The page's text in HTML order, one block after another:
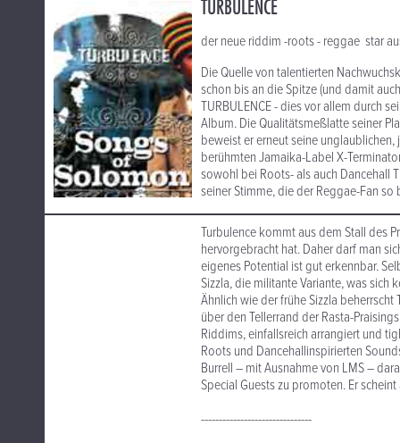
TURBULENCE
der neue riddim -roots - reggae star
Die Quelle von talentierten
schon bis an die Spitze (und damit
TURBULENCE - dies vor allem durch
Album. Die Qualitätsmeßlatte seiner
beweist er erneut seine
berühmten Jamaika-Label X-
sowohl bei Roots- als auch Dancehall
seiner Stimme, die der Reggae-Fan so
Turbulence kommt aus dem Stall des
hervorgebracht hat. Daher darf man
eigenes Potential ist gut erkennbar.
Sizzla, die militante Variante, was
Ähnlich wie der frühe Sizzla
über den Tellerrand der Rasta-
Riddims, einfallsreich arrangiert und
Roots und Dancehallinspirierten
Burrell – mit Ausnahme von LMS –
Special Guests zu promoten. Er
-------------------------------